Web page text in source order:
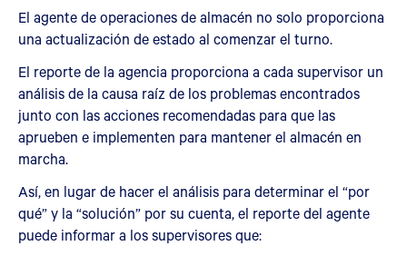
El agente de operaciones de almacén no solo proporciona
una actualización de estado al comenzar el turno.
El reporte de la agencia proporciona a cada supervisor un
análisis de la causa raíz de los problemas encontrados
junto con las acciones recomendadas para que las
aprueben e implementen para mantener el almacén en
marcha.
Así, en lugar de hacer el análisis para determinar el “por
qué” y la “solución” por su cuenta, el reporte del agente
puede informar a los supervisores que: